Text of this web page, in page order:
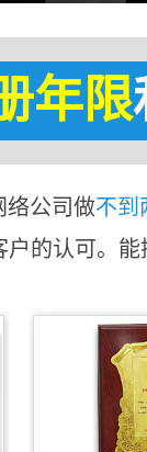
年限
络公司做不到
户的认可。